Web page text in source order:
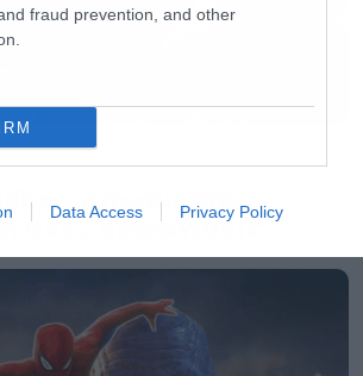
fraud prevention, and other
Data Access Privacy Policy
αποσύρθηκε
εμφανίσεις